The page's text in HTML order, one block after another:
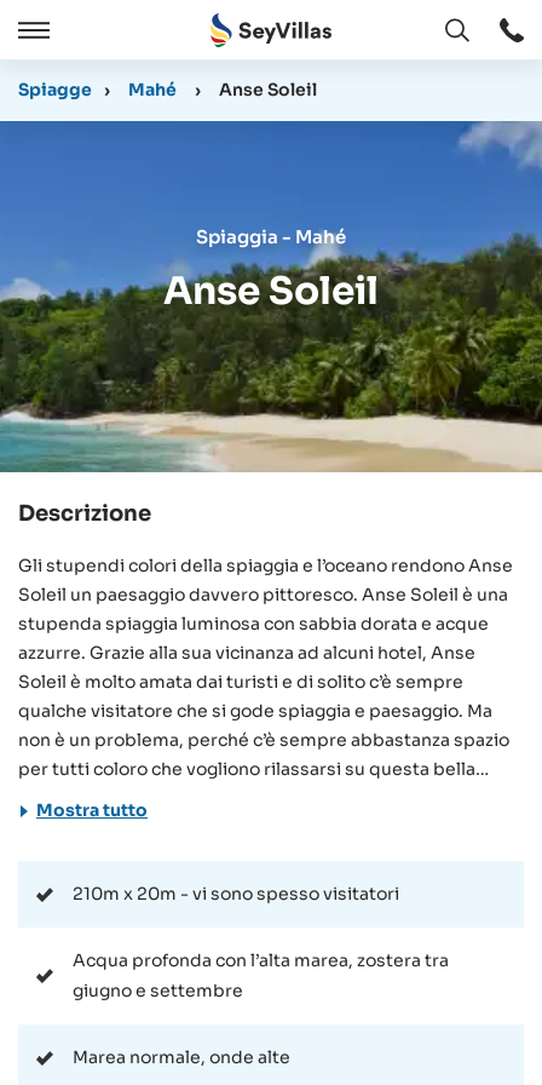
Chiudere
Aperto
Spiagge › Mahé › Anse Soleil
Spiaggia - Mahé
Anse Soleil
Descrizione
Gli stupendi colori della spiaggia e l’oceano rendono Anse
Soleil un paesaggio davvero pittoresco. Anse Soleil è una
stupenda spiaggia luminosa con sabbia dorata e acque
azzurre. Grazie alla sua vicinanza ad alcuni hotel, Anse
Soleil è molto amata dai turisti e di solito c’è sempre
qualche visitatore che si gode spiaggia e paesaggio. Ma
non è un problema, perché c’è sempre abbastanza spazio
per tutti coloro che vogliono rilassarsi su questa bella
spiaggia. Se non soggiornate nei pressi di Anse Soleil,
spiaggia) o venire in macchina e parcheggiarla vicino alla
desiderano e gustarsi magari una deliziosa cena al
ristorante sulla spiaggia. Oltre al ristorante, Anse Soleil
snorkeling, così come per praticare surf (in diversi punti). I
Mostra tutto
210m x 20m - vi sono spesso visitatori
Acqua profonda con l’alta marea, zostera tra
giugno e settembre
Marea normale, onde alte